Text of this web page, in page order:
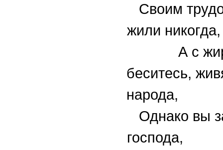
Своим
жили никогда,
А с
беситесь,
народа,
Однако вы
господа,